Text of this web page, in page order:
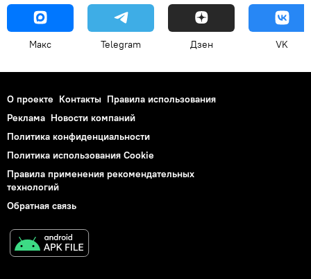
Макс Telegram Дзен VK
О проекте Контакты Правила использования
Реклама Новости компаний
Политика конфиденциальности
Политика использования Cookie
Правила применения рекомендательных
технологий
Обратная связь